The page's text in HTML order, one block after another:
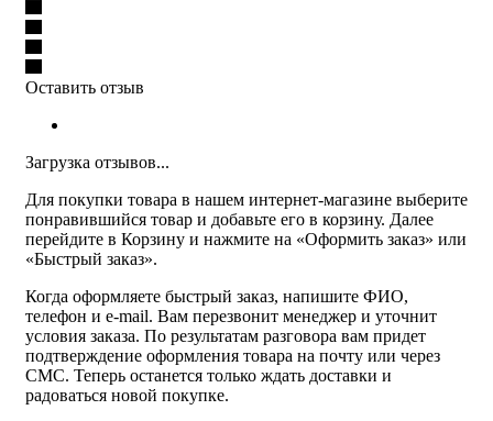
Оставить отзыв
Загрузка отзывов...
Для покупки товара в нашем интернет-магазине выберите
понравившийся товар и добавьте его в корзину. Далее
перейдите в Корзину и нажмите на «Оформить заказ» или
«Быстрый заказ».
Когда оформляете быстрый заказ, напишите ФИО,
телефон и e-mail. Вам перезвонит менеджер и уточнит
условия заказа. По результатам разговора вам придет
подтверждение оформления товара на почту или через
СМС. Теперь останется только ждать доставки и
радоваться новой покупке.